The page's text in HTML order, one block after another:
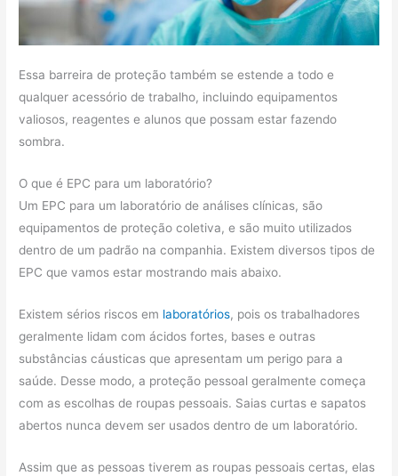
Essa barreira de proteção também se estende a todo e
qualquer acessório de trabalho, incluindo equipamentos
valiosos, reagentes e alunos que possam estar fazendo
sombra.
O que é EPC para um laboratório?
Um EPC para um laboratório de análises clínicas, são
equipamentos de proteção coletiva, e são muito utilizados
dentro de um padrão na companhia. Existem diversos tipos de
EPC que vamos estar mostrando mais abaixo.
Existem sérios riscos em laboratórios, pois os trabalhadores
geralmente lidam com ácidos fortes, bases e outras
substâncias cáusticas que apresentam um perigo para a
saúde. Desse modo, a proteção pessoal geralmente começa
com as escolhas de roupas pessoais. Saias curtas e sapatos
abertos nunca devem ser usados ​​dentro de um laboratório.
Assim que as pessoas tiverem as roupas pessoais certas, elas